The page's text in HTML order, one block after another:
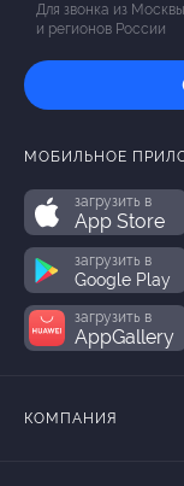
Для звонка из Москвы
и регионов России
МОБИЛЬНОЕ
загрузить в
App Store
загрузить в
Google Play
загрузить в
AppGallery
КОМПАНИЯ